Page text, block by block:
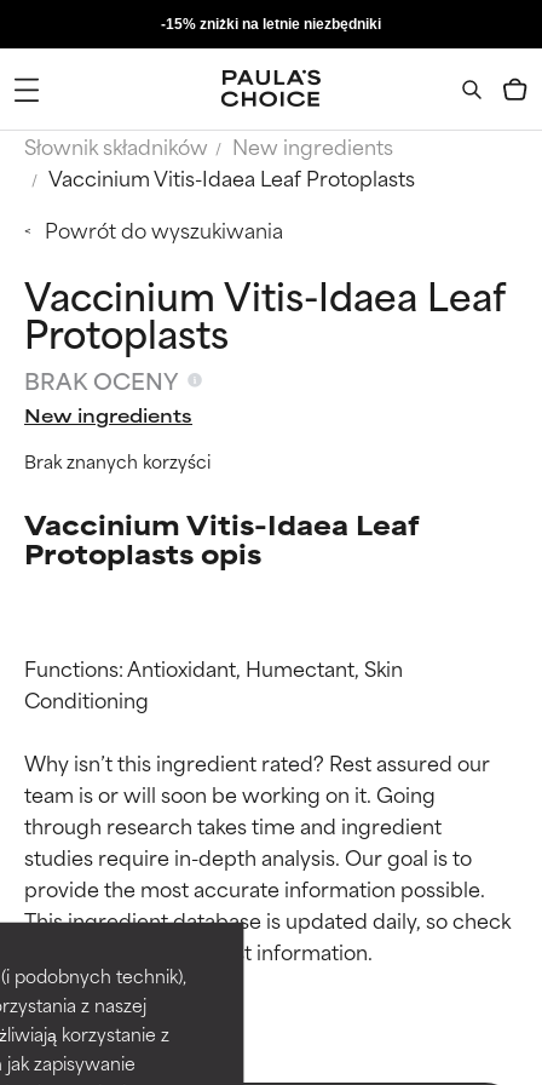
podobnych technik),
z naszej
korzystanie z
zapisywanie
-15% zniżki na letnie niezbędniki
Słownik składników
New ingredients
Vaccinium Vitis-Idaea Leaf Protoplasts
Powrót do wyszukiwania
Vaccinium Vitis-Idaea Leaf
Protoplasts
BRAK OCENY
New ingredients
Brak znanych korzyści
Vaccinium Vitis-Idaea Leaf
Protoplasts opis
Functions: Antioxidant, Humectant, Skin
Conditioning
Why isn’t this ingredient rated? Rest assured our
team is or will soon be working on it. Going
through research takes time and ingredient
studies require in-depth analysis. Our goal is to
provide the most accurate information possible.
This ingredient database is updated daily, so check
Oceny składników
BEST
Udowodnione i potwierdzone
przez niezależne badania.
Oceny składników
BEST
Udowodnione i potwierdzone
przez niezależne badania.